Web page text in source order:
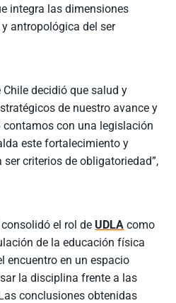
integra las dimensiones
antropológica del ser
decidió que salud y
de nuestro avance y
contamos con una legislación
este fortalecimiento y
criterios de obligatoriedad”,
consolidó el rol de UDLA como
de la educación física
encuentro en un espacio
la disciplina frente a las
conclusiones obtenidas